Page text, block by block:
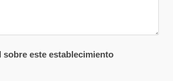
este establecimiento